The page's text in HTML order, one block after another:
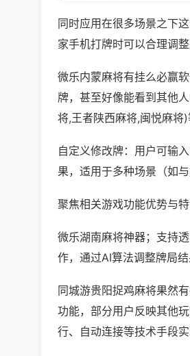
同时应用在很多场景之下
家手机打牌时可以合理调
微乐内蒙麻将有挂么必赢
牌，甚至好像能看到其他
将,王者陕西麻将,闽悦麻将
自定义修改牌：用户可输
果，适用于多种场景（如
聚焦相关游戏功能优势与特
微乐湖南麻将神器；支持
作，通过AI算法调整牌局结
同城游贵阳捉鸡麻将果然
功能，部分用户反映其他
行、自动连接等技术手段实